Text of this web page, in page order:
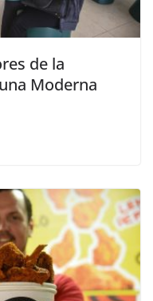
de la
Moderna